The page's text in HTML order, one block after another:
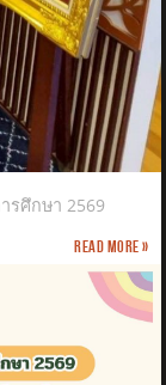
รศึกษา 2569
Read more »